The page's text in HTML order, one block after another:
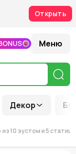
Открыть
Декор
Меню
из 10 эустом и 5